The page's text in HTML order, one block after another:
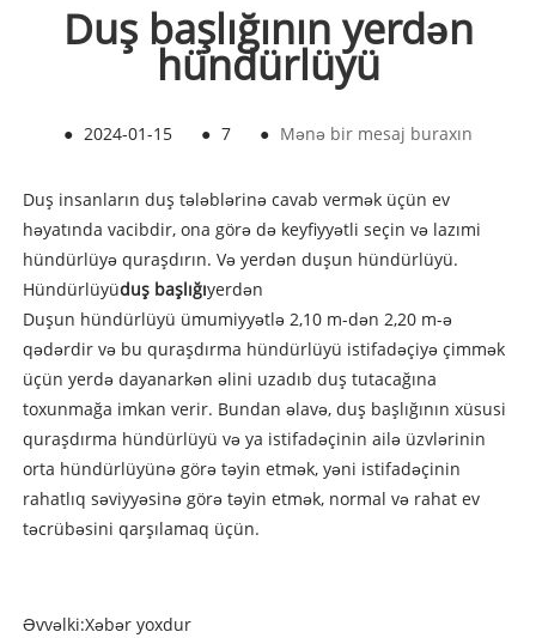
Duş başlığının yerdən
hündürlüyü
● 2024-01-15 ● 7 ● Mənə bir mesaj buraxın
Duş insanların duş tələblərinə cavab vermək üçün ev
həyatında vacibdir, ona görə də keyfiyyətli seçin və lazımi
hündürlüyə quraşdırın. Və yerdən duşun hündürlüyü.
Hündürlüyüduş başlığıyerdən
Duşun hündürlüyü ümumiyyətlə 2,10 m-dən 2,20 m-ə
qədərdir və bu quraşdırma hündürlüyü istifadəçiyə çimmək
üçün yerdə dayanarkən əlini uzadıb duş tutacağına
toxunmağa imkan verir. Bundan əlavə, duş başlığının xüsusi
quraşdırma hündürlüyü və ya istifadəçinin ailə üzvlərinin
orta hündürlüyünə görə təyin etmək, yəni istifadəçinin
rahatlıq səviyyəsinə görə təyin etmək, normal və rahat ev
təcrübəsini qarşılamaq üçün.
Əvvəlki:Xəbər yoxdur